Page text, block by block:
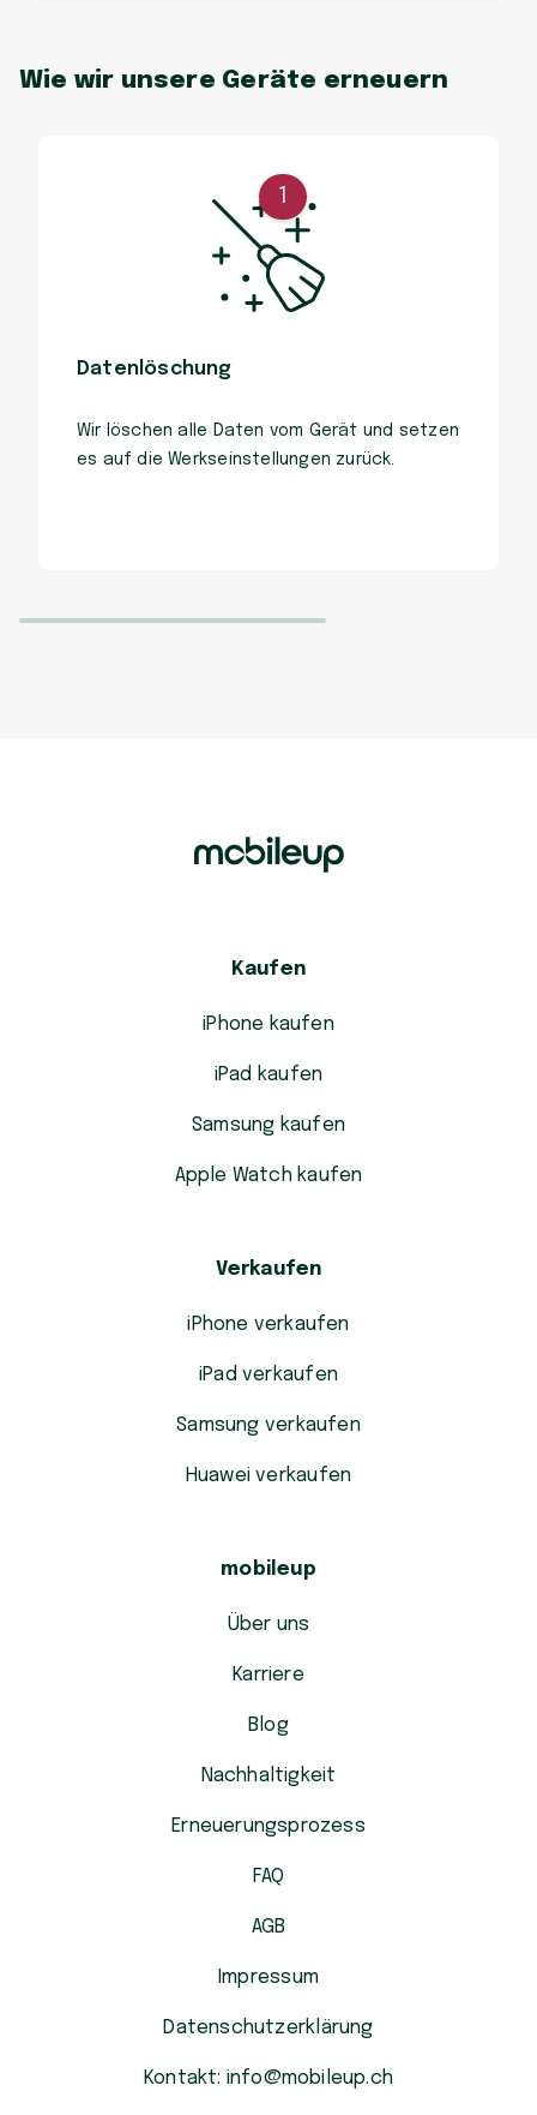
Wie wir unsere Geräte erneuern
Datenlöschung
Wir löschen alle Daten vom Gerät und setzen
es auf die Werkseinstellungen zurück.
Kaufen
iPhone kaufen
iPad kaufen
Samsung kaufen
Apple Watch kaufen
Verkaufen
iPhone verkaufen
iPad verkaufen
Samsung verkaufen
Huawei verkaufen
mobileup
Über uns
Karriere
Blog
Nachhaltigkeit
Erneuerungsprozess
FAQ
AGB
Impressum
Datenschutzerklärung
Kontakt: info@mobileup.ch